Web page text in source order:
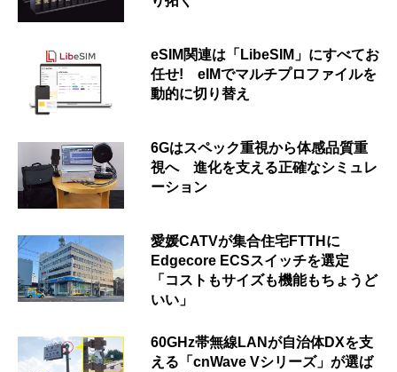
eSIM関連は「LibeSIM」にすべてお
任せ! eIMでマルチプロファイルを
動的に切り替え
6Gはスペック重視から体感品質重
視へ 進化を支える正確なシミュレ
ーション
愛媛CATVが集合住宅FTTHに
Edgecore ECSスイッチを選定
「コストもサイズも機能もちょうど
いい」
60GHz帯無線LANが自治体DXを支
える「cnWave Vシリーズ」が選ば